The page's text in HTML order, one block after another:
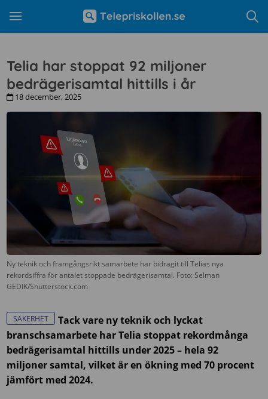
Telia har stoppat 92 miljoner
bedrägerisamtal hittills i år
18 december, 2025
Ny teknik och framgångsrikt samarbete har bidragit till Telias nya
rekordsiffra för antalet stoppade bedrägerisamtal. Foto: Selman
GEDIK/Shutterstock.com
SÄKERHET
Tack vare ny teknik och lyckat
branschsamarbete har Telia stoppat rekordmånga
bedrägerisamtal hittills under 2025 – hela 92
miljoner samtal, vilket är en ökning med 70 procent
jämfört med 2024.